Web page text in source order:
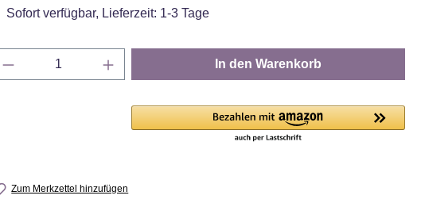
Sofort verfügbar, Lieferzeit: 1-3 Tage
Produkt Anzahl: Gib den gewünschten Wert ein
In den Warenkorb
Zum Merkzettel hinzufügen